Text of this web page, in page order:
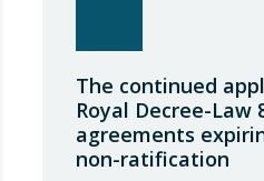
The continued
Royal Decree-Law
agreements
non-ratification